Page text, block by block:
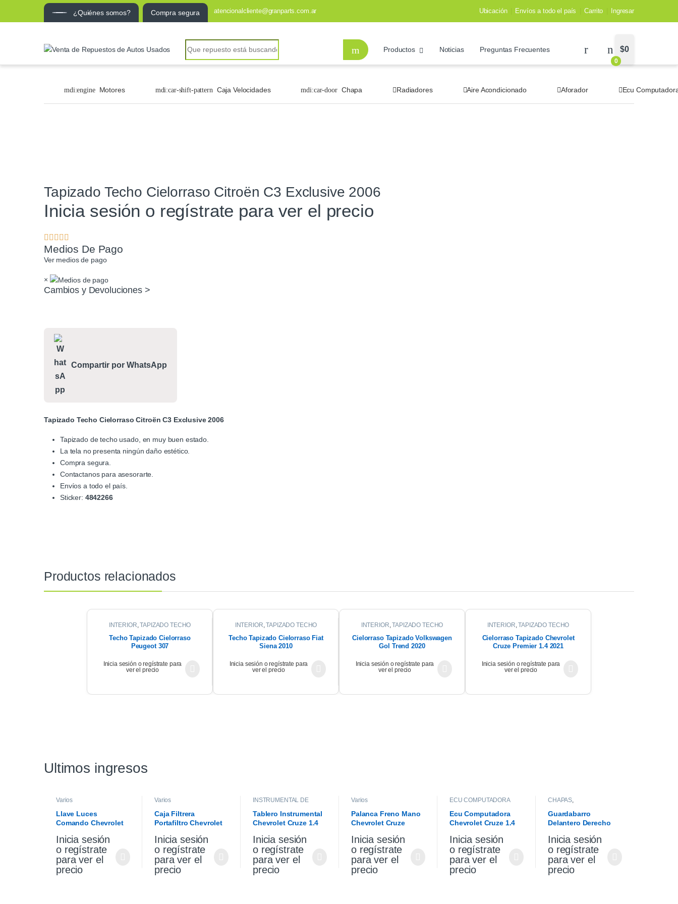
¿Quiénes somos? Compra segura atencionalcliente@granparts.com.ar Ubicación Envíos a todo el país Carrito Ingresar
Productos Noticias Preguntas Frecuentes
0
$0
Motores Caja Velocidades Chapa Radiadores Aire Acondicionado Aforador Ecu
Tapizado Techo Cielorraso Citroën C3 Exclusive 2006
Inicia sesión o regístrate para ver el precio
Medios De Pago
Ver medios de pago
×
Cambios y Devoluciones >
Compartir por WhatsApp
Tapizado Techo Cielorraso Citroën C3 Exclusive 2006
Tapizado de techo usado, en muy buen estado.
La tela no presenta ningún daño estético.
Compra segura.
Contactanos para asesorarte.
Envíos a todo el país.
Sticker: 4842266
Productos relacionados
INTERIOR,TAPIZADO TECHO
Techo Tapizado Cielorraso
Peugeot 307
Inicia sesión o regístrate para
ver el precio
INTERIOR,TAPIZADO TECHO
Techo Tapizado Cielorraso Fiat
Siena 2010
Inicia sesión o regístrate para
ver el precio
INTERIOR,TAPIZADO TECHO
Cielorraso Tapizado Volkswagen
Gol Trend 2020
Inicia sesión o regístrate para
ver el precio
INTERIOR,TAPIZADO TECHO
Cielorraso Tapizado Chevrolet
Cruze Premier 1.4 2021
Inicia sesión o regístrate para
ver el precio
Ultimos ingresos
Varios
Llave Luces
Comando Chevrolet
Inicia sesión
o regístrate
para ver el
precio
Varios
Caja Filtrera
Portafiltro Chevrolet
19/21
Inicia sesión
o regístrate
para ver el
precio
INSTRUMENTAL DE
Tablero Instrumental
Chevrolet Cruze 1.4
Inicia sesión
o regístrate
para ver el
precio
Varios
Palanca Freno Mano
Chevrolet Cruze
Inicia sesión
o regístrate
para ver el
precio
ECU COMPUTADORA
Ecu Computadora
Chevrolet Cruze 1.4
Inicia sesión
o regístrate
para ver el
precio
CHAPAS
Guardabarro
Delantero Derecho
Inicia sesión
o regístrate
para ver el
precio